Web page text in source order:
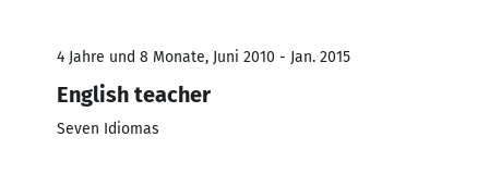
4 Jahre und 8 Monate, Juni 2010 - Jan. 2015
English teacher
Seven Idiomas